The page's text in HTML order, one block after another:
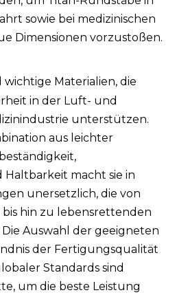
sowie bei medizinischen
Dimensionen vorzustoßen.
wichtige Materialien, die
in der Luft- und
unterstützen.
aus leichter
macht sie in
unersetzlich, die von
hin zu lebensrettenden
Auswahl der geeigneten
der Fertigungsqualität
Standards sind
um die beste Leistung